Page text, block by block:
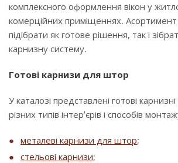
комплексного оформлення вікон у
комерційних приміщеннях.
підібрати як готове рішення, так і
карнизну систему.
Готові карнизи для штор
У каталозі представлені готові
різних типів інтер’єрів і способів
металеві карнизи для штор;
стельові карнизи;